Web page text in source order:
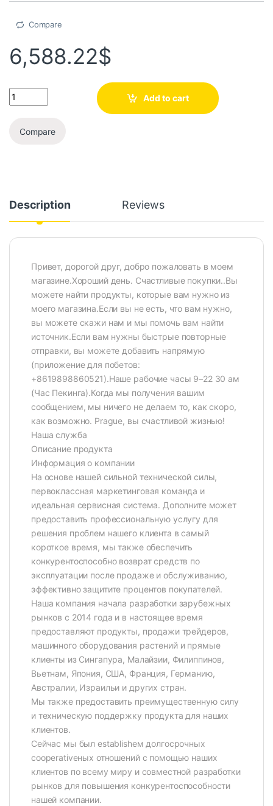
Compare
6,588.22$
Add to cart
Compare
Description Reviews
Привет, дорогой друг, добро пожаловать в моем
магазине.Хороший день. Счастливые покупки..Вы
можете найти продукты, которые вам нужно из
моего магазина.Если вы не есть, что вам нужно,
вы можете скажи нам и мы помочь вам найти
источник.Если вам нужны быстрые повторные
отправки, вы можете добавить напрямую
(приложение для побетов:
+8619898860521).Наше рабочие часы 9–22 30 ам
(Час Пекинга).Когда мы получения вашим
сообщением, мы ничего не делаем то, как скоро,
как возможно. Prague, вы счастливой жизнью!
Наша служба
Описание продукта
Информация о компании
На основе нашей сильной технической силы,
первоклассная маркетинговая команда и
идеальная сервисная система. Дополните может
предоставить профессиональную услугу для
решения проблем нашего клиента в самый
короткое время, мы также обеспечить
конкурентоспособно возврат средств по
эксплуатации после продаже и обслуживанию,
эффективно защитите процентов покупателей.
Наша компания начала разработки зарубежных
рынков с 2014 года и в настоящее время
предоставляют продукты, продажи трейдеров,
машинного оборудования растений и прямые
клиенты из Сингапура, Малайзии, Филиппинов,
Вьетнам, Япония, США, Франция, Германию,
Австралии, Израильи и других стран.
Мы также предоставить преимущественную силу
и техническую поддержку продукта для наших
клиентов.
Сейчас мы был establishем долгосрочных
cooperativeных отношений с помощью наших
клиентов по всему миру и совместной разработки
рынков для повышения конкурентоспособности
нашей компании.